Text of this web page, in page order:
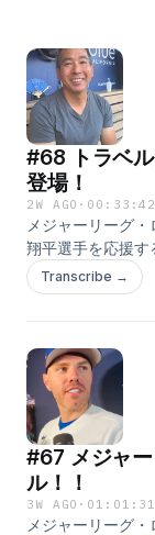
#68 トラベ
登場！
2W AGO · 00:33:42
メジャーリーグ
翔平選手を応援す
は、 トラベルデ
した模様をお届
るプレイや言葉 ●
ッセージ などな
です！ メッセー
ントも！ ご提供
ってお奨めする
ット」を 毎月10
いね！ そして、
方でも赤木さん
Transcribe →
#67 メジャ
ル！！
3W AGO · 01:01:31
メジャーリーグ